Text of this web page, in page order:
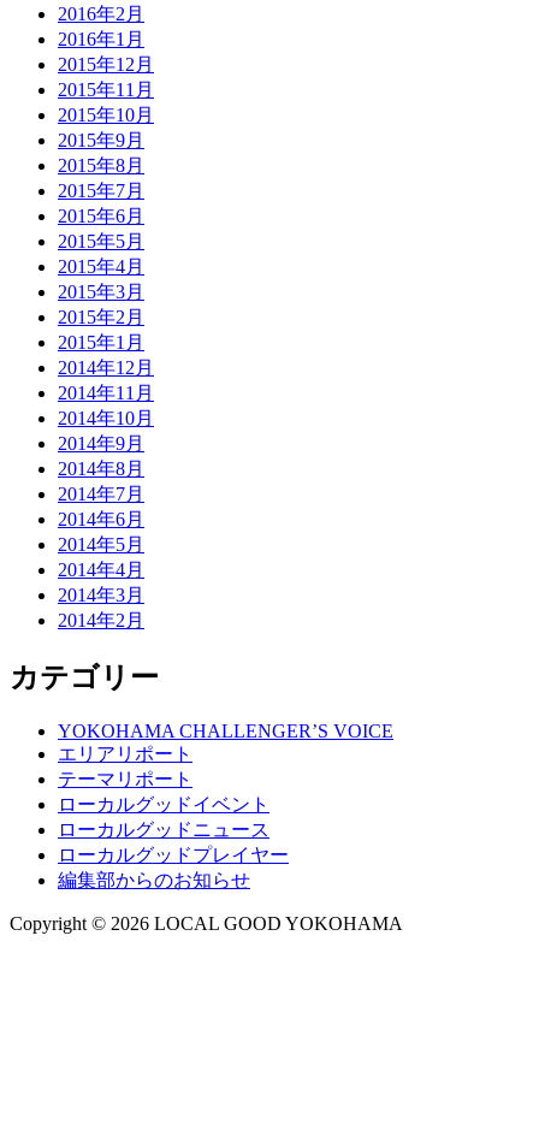
2016年2月
2016年1月
2015年12月
2015年11月
2015年10月
2015年9月
2015年8月
2015年7月
2015年6月
2015年5月
2015年4月
2015年3月
2015年2月
2015年1月
2014年12月
2014年11月
2014年10月
2014年9月
2014年8月
2014年7月
2014年6月
2014年5月
2014年4月
2014年3月
2014年2月
カテゴリー
YOKOHAMA CHALLENGER’S VOICE
エリアリポート
テーマリポート
ローカルグッドイベント
ローカルグッドニュース
ローカルグッドプレイヤー
編集部からのお知らせ
Copyright © 2026 LOCAL GOOD YOKOHAMA